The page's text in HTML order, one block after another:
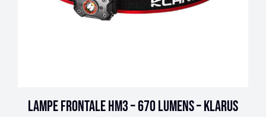
Lampe frontale HM3 – 670 lumens – Klarus